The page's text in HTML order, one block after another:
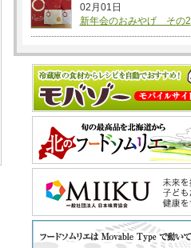
02月01日
新年会のおみやげ その2